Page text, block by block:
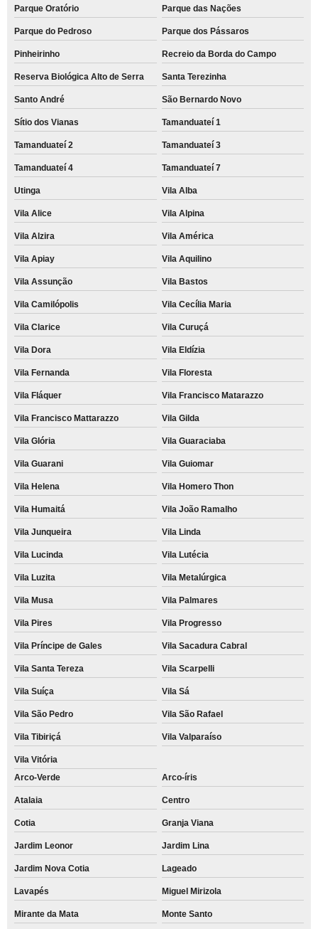
Parque Oratório Parque das Nações
Parque do Pedroso Parque dos Pássaros
Pinheirinho Recreio da Borda do Campo
Reserva Biológica Alto de Serra Santa Terezinha
Santo André São Bernardo Novo
Sítio dos Vianas Tamanduateí 1
Tamanduateí 2 Tamanduateí 3
Tamanduateí 4 Tamanduateí 7
Utinga Vila Alba
Vila Alice Vila Alpina
Vila Alzira Vila América
Vila Apiay Vila Aquilino
Vila Assunção Vila Bastos
Vila Camilópolis Vila Cecília Maria
Vila Clarice Vila Curuçá
Vila Dora Vila Eldízia
Vila Fernanda Vila Floresta
Vila Fláquer Vila Francisco Matarazzo
Vila Francisco Mattarazzo Vila Gilda
Vila Glória Vila Guaraciaba
Vila Guarani Vila Guiomar
Vila Helena Vila Homero Thon
Vila Humaitá Vila João Ramalho
Vila Junqueira Vila Linda
Vila Lucinda Vila Lutécia
Vila Luzita Vila Metalúrgica
Vila Musa Vila Palmares
Vila Pires Vila Progresso
Vila Príncipe de Gales Vila Sacadura Cabral
Vila Santa Tereza Vila Scarpelli
Vila Suíça Vila Sá
Vila São Pedro Vila São Rafael
Vila Tibiriçá Vila Valparaíso
Vila Vitória
Arco-Verde
Arco-íris
Atalaia Centro
Cotia Granja Viana
Jardim Leonor Jardim Lina
Jardim Nova Cotia Lageado
Lavapés Miguel Mirizola
Mirante da Mata Monte Santo